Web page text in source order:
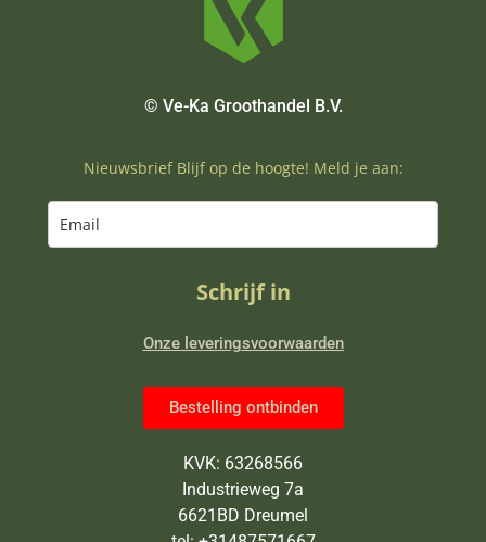
© Ve-Ka Groothandel B.V.
Nieuwsbrief Blijf op de hoogte! Meld je aan:
Schrijf in
Onze leveringsvoorwaarden
Bestelling ontbinden
KVK: 63268566
Industrieweg 7a
6621BD Dreumel